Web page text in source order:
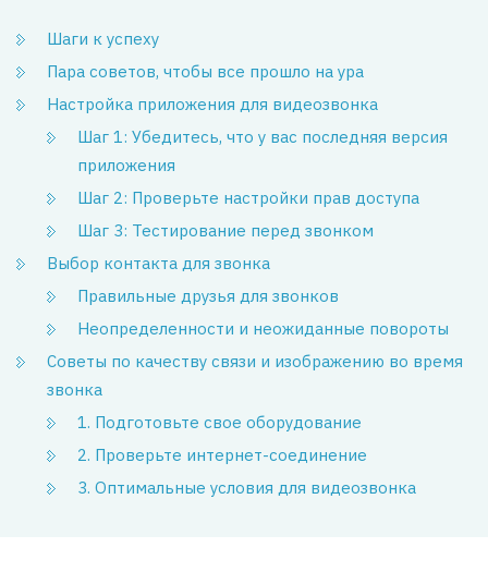
Шаги к успеху
Пара советов, чтобы все прошло на ура
Настройка приложения для видеозвонка
Шаг 1: Убедитесь, что у вас последняя версия
приложения
Шаг 2: Проверьте настройки прав доступа
Шаг 3: Тестирование перед звонком
Выбор контакта для звонка
Правильные друзья для звонков
Неопределенности и неожиданные повороты
Советы по качеству связи и изображению во время
звонка
1. Подготовьте свое оборудование
2. Проверьте интернет-соединение
3. Оптимальные условия для видеозвонка